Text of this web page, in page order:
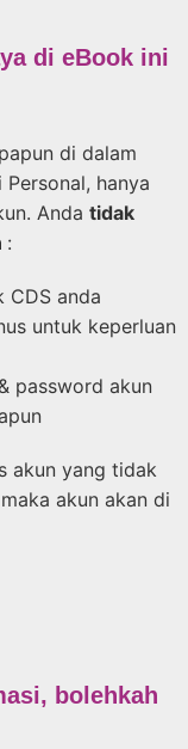
di eBook ini
di dalam
hanya
Anda tidak
:
CDS anda
untuk keperluan
password akun
akun yang tidak
akun akan di
bolehkah